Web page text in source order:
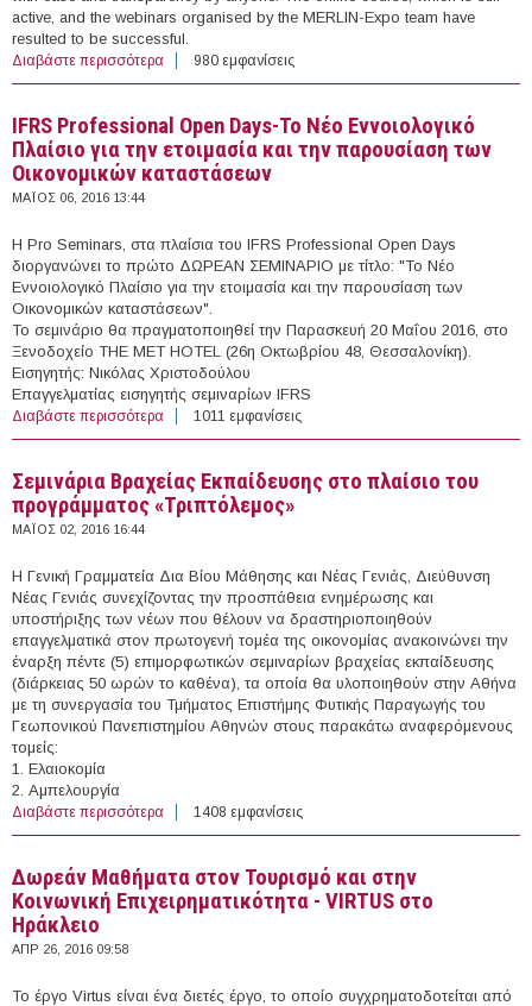
active, and the webinars organised by the MERLIN-Expo team have
resulted to be successful.
Διαβάστε περισσότερα για Online course and webinars on 'The Future of
Environmental and Human Health Exposure Modelling
980 εμφανίσεις
IFRS Professional Open Days-Το Νέο Εννοιολογικό
Πλαίσιο για την ετοιμασία και την παρουσίαση των
Οικονομικών καταστάσεων
ΜΆΙΟΣ 06, 2016 13:44
Η Pro Seminars, στα πλαίσια του IFRS Professional Open Days
διοργανώνει το πρώτο ΔΩΡΕΑΝ ΣΕΜΙΝΑΡΙΟ με τίτλο: "Το Νέο
Εννοιολογικό Πλαίσιο για την ετοιμασία και την παρουσίαση των
Οικονομικών καταστάσεων".
Το σεμινάριο θα πραγματοποιηθεί την Παρασκευή 20 Μαΐου 2016, στο
Ξενοδοχείο THE MET HOTEL (26η Οκτωβρίου 48, Θεσσαλονίκη).
Εισηγητής: Νικόλας Χριστοδούλου
Επαγγελματίας εισηγητής σεμιναρίων IFRS
Διαβάστε περισσότερα για IFRS Professional Open Days-Το Νέο Εννοιολογικό
Πλαίσιο για την ετοιμασία και την παρουσίαση των
1011 εμφανίσεις
Σεμινάρια Βραχείας Εκπαίδευσης στο πλαίσιο του
προγράμματος «Τριπτόλεμος»
ΜΆΙΟΣ 02, 2016 16:44
Η Γενική Γραμματεία Δια Βίου Μάθησης και Νέας Γενιάς, Διεύθυνση
Νέας Γενιάς συνεχίζοντας την προσπάθεια ενημέρωσης και
υποστήριξης των νέων που θέλουν να δραστηριοποιηθούν
επαγγελματικά στον πρωτογενή τομέα της οικονομίας ανακοινώνει την
έναρξη πέντε (5) επιμορφωτικών σεμιναρίων βραχείας εκπαίδευσης
(διάρκειας 50 ωρών το καθένα), τα οποία θα υλοποιηθούν στην Αθήνα
με τη συνεργασία του Τμήματος Επιστήμης Φυτικής Παραγωγής του
Γεωπονικού Πανεπιστημίου Αθηνών στους παρακάτω αναφερόμενους
τομείς:
1. Ελαιοκομία
2. Αμπελουργία
Διαβάστε περισσότερα για Σεμινάρια Βραχείας Εκπαίδευσης στο πλαίσιο του
προγράμματος «Τριπτόλεμος»
1408 εμφανίσεις
Δωρεάν Μαθήματα στον Τουρισμό και στην
Κοινωνική Επιχειρηματικότητα - VIRTUS στο
Ηράκλειο
ΑΠΡ 26, 2016 09:58
Το έργο Virtus είναι ένα διετές έργο, το οποίο συγχρηματοδοτείται από